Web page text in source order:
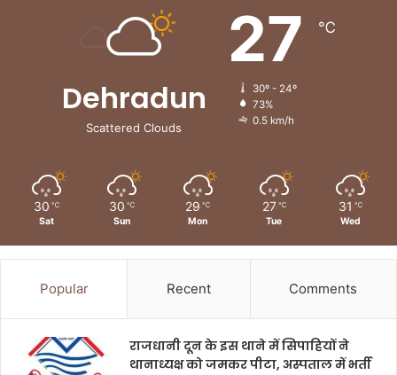
Dehradun
Scattered Clouds
27 ℃
30º - 24º
73%
0.5 km/h
30 ℃
Sat
30 ℃
Sun
29 ℃
Mon
27 ℃
Tue
31 ℃
Wed
Popular Recent Comments
राजधानी दून के इस थाने में सिपाहियों ने
थानाध्यक्ष को जमकर पीटा, अस्पताल में भर्ती